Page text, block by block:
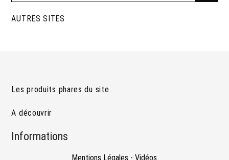
AUTRES SITES
Les produits phares du site
A découvrir
Informations
Mentions Légales -Vidéos